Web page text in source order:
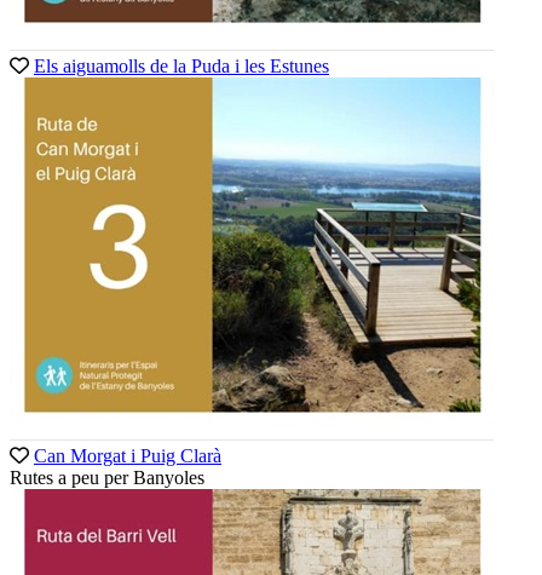
Els aiguamolls de la Puda i les Estunes
Can Morgat i Puig Clarà
Rutes a peu per Banyoles